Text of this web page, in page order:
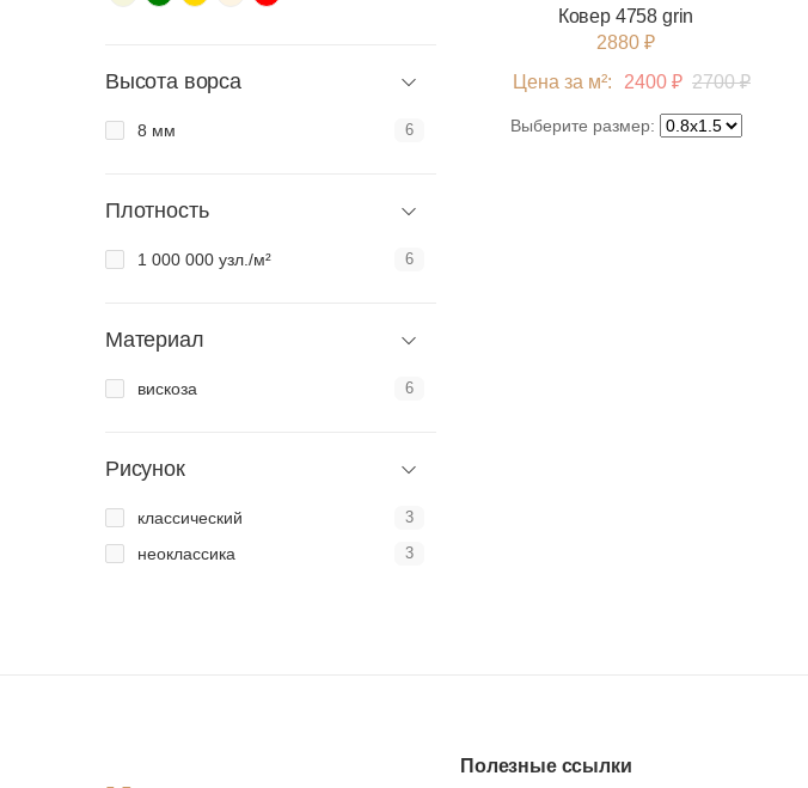
Ковер 4758 grin
2880 ₽
Цена за м²:
2400 ₽ 2700 ₽
Выберите размер:
Высота ворса
8 мм 6
Плотность
1 000 000 узл./м² 6
Материал
вискоза 6
Рисунок
классический 3
неоклассика 3
Полезные ссылки